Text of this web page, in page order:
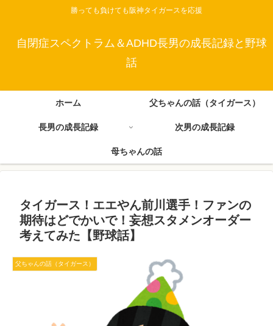
勝っても負けても阪神タイガースを応援
自閉症スペクトラム＆ADHD長男の成長記録と野球
話
ホーム 父ちゃんの話（タイガース）
長男の成長記録 次男の成長記録
母ちゃんの話
タイガース！エエやん前川選手！ファンの
期待はどでかいで！妄想スタメンオーダー
考えてみた【野球話】
父ちゃんの話（タイガース）